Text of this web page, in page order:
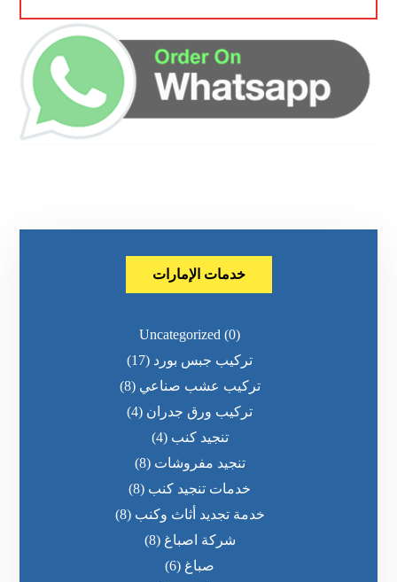
خدمات الإمارات
Uncategorized (0)
تركيب جبس بورد (17)
تركيب عشب صناعي (8)
تركيب ورق جدران (4)
تنجيد كنب (4)
تنجيد مفروشات (8)
خدمات تنجيد كنب (8)
خدمة تجديد أثاث وكنب (8)
شركة اصباغ (8)
صباغ (6)